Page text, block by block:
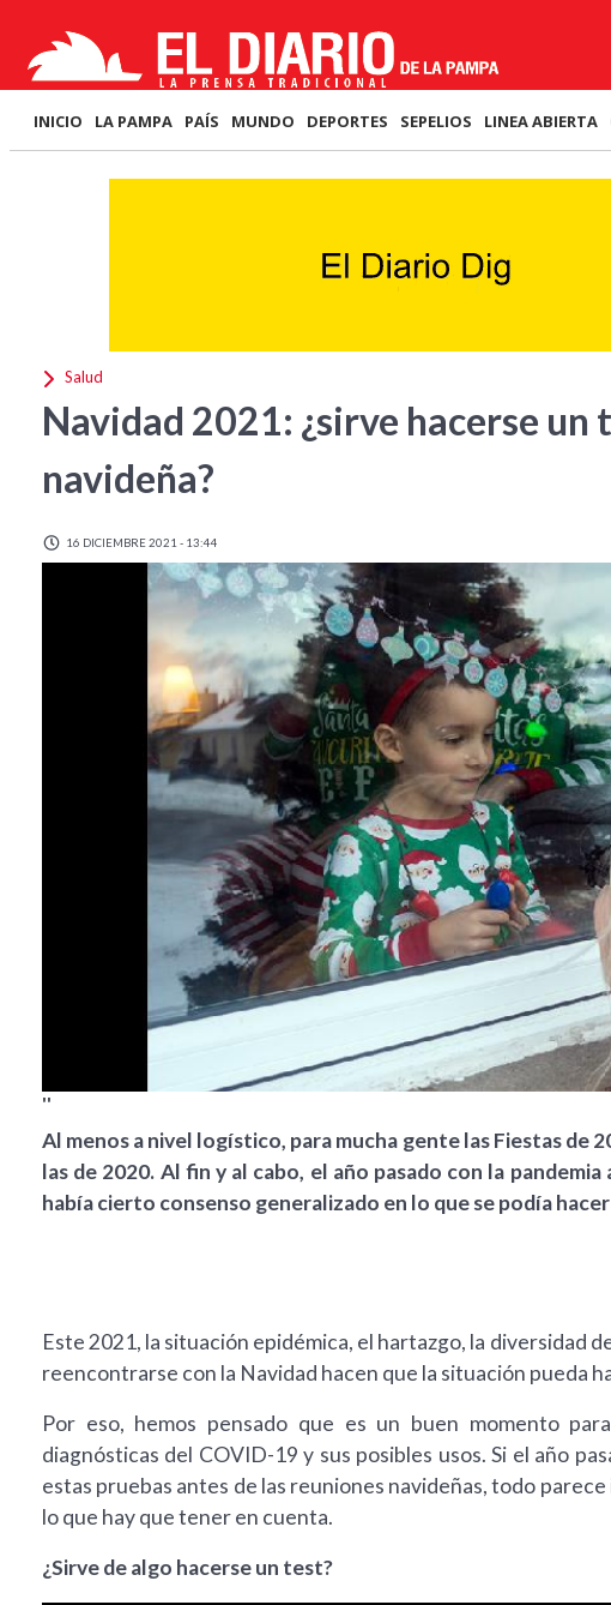
INICIO LA PAMPA PAÍS MUNDO DEPORTES SEPELIOS LINEA ABIERTA
Salud
Navidad 2021: ¿sirve hacerse un
navideña?
16 DICIEMBRE 2021 - 13:44
''
Al menos a nivel logístico, para mucha gente las Fiestas de
las de 2020. Al fin y al cabo, el año pasado con la
había cierto consenso generalizado en lo que se podía
Este 2021, la situación epidémica, el hartazgo, la diversidad
reencontrarse con la Navidad hacen que la situación pueda
Por eso, hemos pensado que es un buen momento
diagnósticas del COVID-19 y sus posibles usos. Si el año
estas pruebas antes de las reuniones navideñas, todo
lo que hay que tener en cuenta.
¿Sirve de algo hacerse un test?